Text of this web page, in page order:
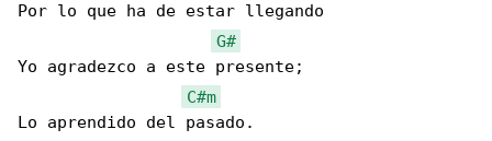
Por lo que ha de estar llegando
G#
Yo agradezco a este presente;
C#m
Lo aprendido del pasado.